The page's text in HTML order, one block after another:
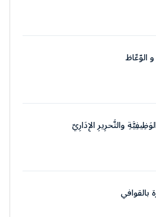
الوّعّاظ
والتَّحرِيرِ الإِدَارِيّ